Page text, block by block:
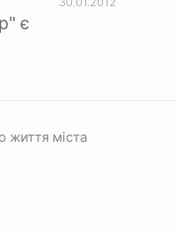
є
життя міста